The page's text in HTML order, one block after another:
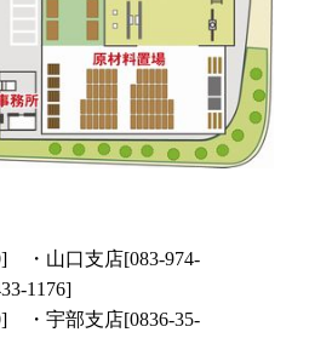
] ・山口支店[083-974-
1176]
] ・宇部支店[0836-35-